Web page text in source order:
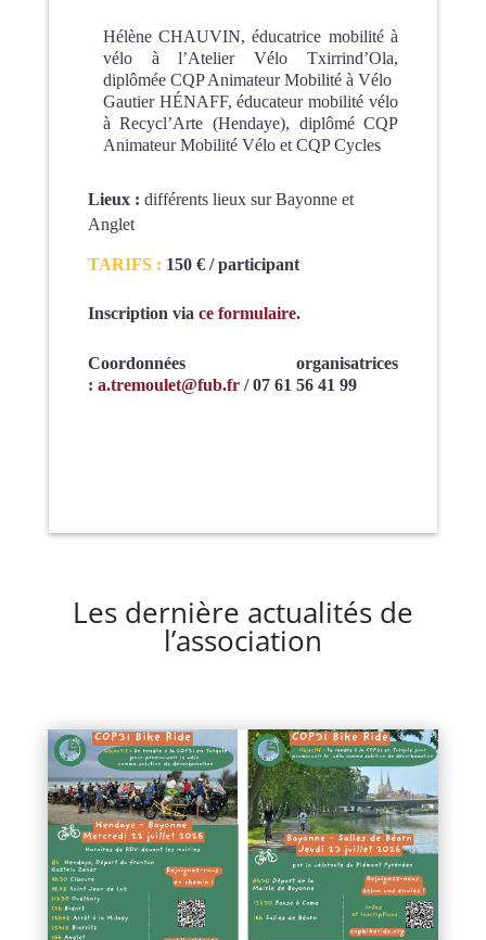
Hélène CHAUVIN, éducatrice mobilité à
vélo à l’Atelier Vélo Txirrind’Ola,
diplômée CQP Animateur Mobilité à Vélo
Gautier HÉNAFF, éducateur mobilité vélo
à Recycl’Arte (Hendaye), diplômé CQP
Animateur Mobilité Vélo et CQP Cycles
Lieux : différents lieux sur Bayonne et
Anglet
TARIFS : 150 € / participant
Inscription via ce formulaire.
Coordonnées organisatrices
: a.tremoulet@fub.fr/ 07 61 56 41 99
Les dernière actualités de
l’association